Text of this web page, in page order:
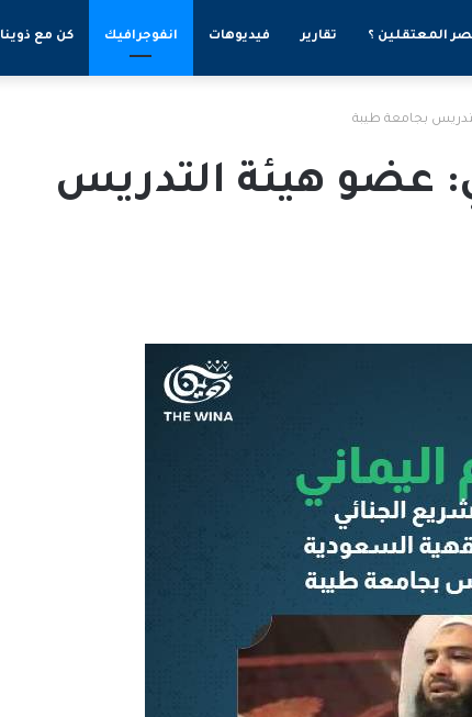
المعتقلين ؟ تقارير فيديوهات انفوجرافيك كن مع ذوينا
بجامعة طيبة
عضو هيئة التدريس